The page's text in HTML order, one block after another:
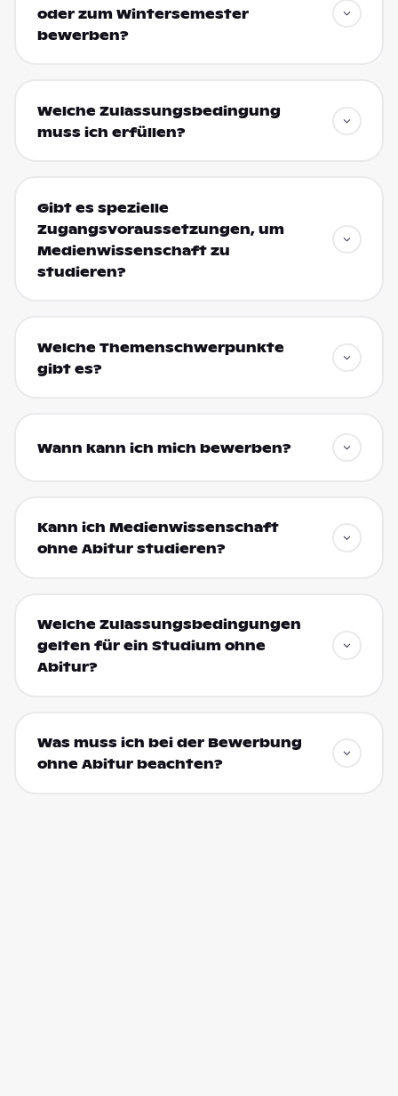
oder zum Wintersemester
bewerben?
Welche Zulassungsbedingung
muss ich erfüllen?
Gibt es spezielle
Zugangsvoraussetzungen, um
Medienwissenschaft zu
studieren?
Welche Themenschwerpunkte
gibt es?
Wann kann ich mich bewerben?
Kann ich Medienwissenschaft
ohne Abitur studieren?
Welche Zulassungsbedingungen
gelten für ein Studium ohne
Abitur?
Was muss ich bei der Bewerbung
ohne Abitur beachten?